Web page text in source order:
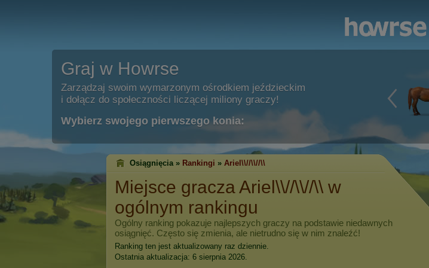
Graj w Howrse
Zarządzaj swoim wymarzonym ośrodkiem jeździeckim
i dołącz do społeczności liczącej miliony graczy!
Wybierz swojego pierwszego konia:
Osiągnięcia » Rankingi » Ariel\\//\\//\\
Miejsce graczaAriel\\//\\//\\ w
ogólnym rankingu
Ogólny ranking pokazuje najlepszych graczy na podstawie niedawnych
osiągnięć. Często się zmienia, ale nietrudno się w nim znaleźć!
Ranking ten jest aktualizowany raz dziennie.
Ostatnia aktualizacja: 6 sierpnia 2026.